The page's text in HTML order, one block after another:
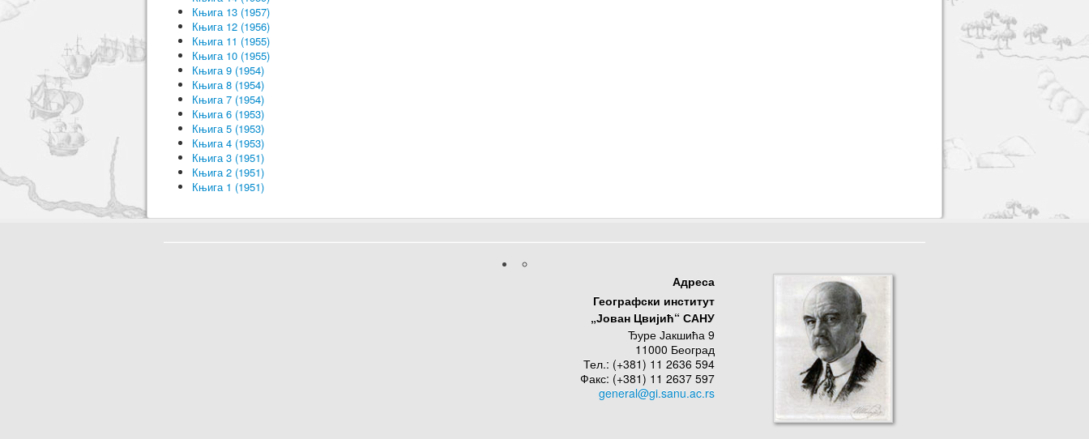
Књига 13 (1957)
Књига 12 (1956)
Књига 11 (1955)
Књига 10 (1955)
Књига 9 (1954)
Књига 8 (1954)
Књига 7 (1954)
Књига 6 (1953)
Књига 5 (1953)
Књига 4 (1953)
Књига 3 (1951)
Књига 2 (1951)
Књига 1 (1951)
Адреса
Географски институт
„Јован Цвијић“ САНУ
Ђуре Јакшића 9
11000 Београд
Тел.: (+381) 11 2636 594
Факс: (+381) 11 2637 597